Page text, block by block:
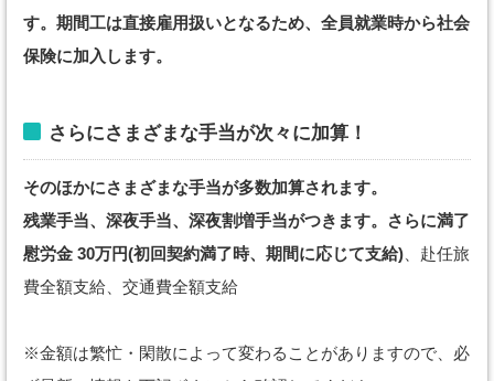
す。期間工は直接雇用扱いとなるため、全員就業時から社会
保険に加入します。
さらにさまざまな手当が次々に加算！
そのほかにさまざまな手当が多数加算されます。
残業手当、深夜手当、深夜割増手当がつきます。さらに満了
慰労金 30万円(初回契約満了時、期間に応じて支給) 、赴任旅
費全額支給、交通費全額支給
※金額は繁忙・閑散によって変わることがありますので、必